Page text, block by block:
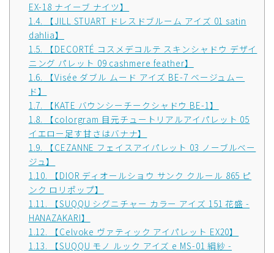
EX-18 ナイーブ ナイツ】
1.4.
【JILL STUART ドレスドブルーム アイズ 01 satin
dahlia】
1.5.
【DECORTÉ コスメデコルテ スキンシャドウ デザイ
ニング パレット 09 cashmere feather】
1.6.
【Visée ダブル ムード アイズ BE-7 ベージュムー
ド】
1.7.
【KATE バウンシーチークシャドウ BE-1】
1.8.
【colorgram 目元チュートリアルアイパレット 05
イエロー足す甘さはバナナ】
1.9.
【CEZANNE フェイスアイパレット 03 ノーブルベー
ジュ】
1.10.
【DIOR ディオールショウ サンク クルール 865 ピ
ンク ロリポップ】
1.11.
【SUQQU シグニチャー カラー アイズ 151 花盛 -
HANAZAKARI】
1.12.
【Celvoke ヴァティック アイパレット EX20】
1.13.
【SUQQU モノ ルック アイズ e MS-01 絹紗 -